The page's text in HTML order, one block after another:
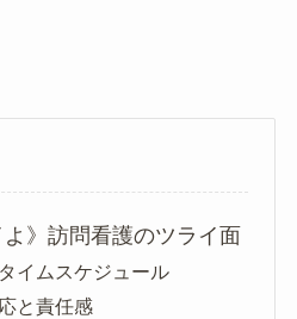
よ》訪問看護のツライ面
イムスケジュール
と責任感